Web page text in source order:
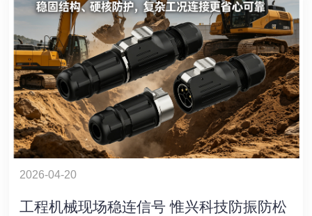
2026-04-20
工程机械现场稳连信号 惟兴科技防振防松